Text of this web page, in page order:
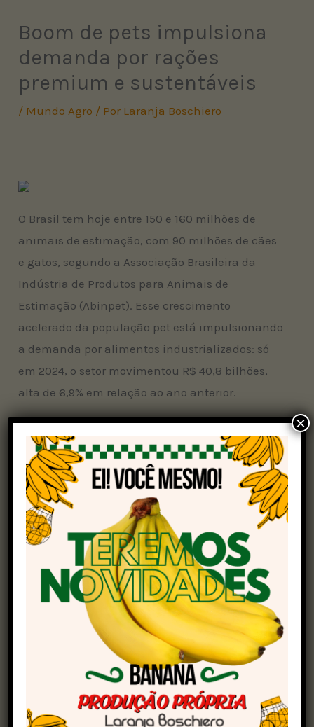
Boom de pets impulsiona
demanda por rações
premium e sustentáveis
/ Mundo Agro / Por Laranja Boschiero
O Brasil tem hoje entre 150 e 160 milhões de
animais de estimação, com 90 milhões de cães
e gatos, segundo a Associação Brasileira da
Indústria de Produtos para Animais de
Estimação (Abinpet). Esse crescimento
acelerado da população pet está impulsionando
a demanda por alimentos industrializados: só
em 2024, o setor movimentou R$ 40,8 bilhões,
alta de 6,9% em relação ao ano anterior.
De acordo com o Agri-Food Outlook 2025, da
Alltech, o segmento pet teve o maior
crescimento global na produção de rações em
2024 (4,5%) e avançou 3,5% no Brasil. O aumento
do número de pets nos lares, especialmente da
classe média urbana, tem elevado tanto o
volume quanto o valor das compras.
A pesquisa da Alltech também apontou duas
tendências em alta: a premiumização — com
mais tutores optando porrações de alta
— e a nutrição funcional, com
fórmulas específicas para diferentes fases da
vida e condições de saúde, sem grãos, com mais
carne e ingredientes limitados.
×